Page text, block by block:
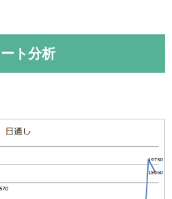
ト分析